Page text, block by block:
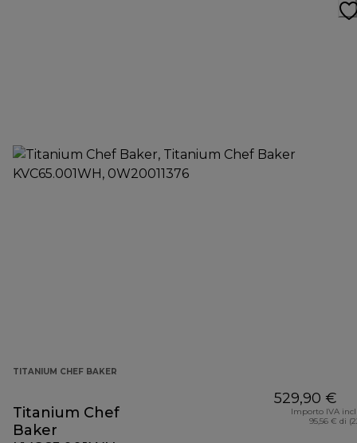
TITANIUM CHEF BAKER
Titanium Chef
Baker
529,90 €
Importo IVA
95,56 € di